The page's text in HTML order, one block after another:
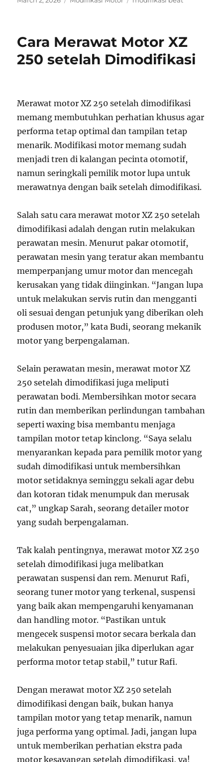
Cara Merawat Motor XZ
250 setelah Dimodifikasi
Merawat motor XZ 250 setelah dimodifikasi
memang membutuhkan perhatian khusus agar
performa tetap optimal dan tampilan tetap
menarik. Modifikasi motor memang sudah
menjadi tren di kalangan pecinta otomotif,
namun seringkali pemilik motor lupa untuk
merawatnya dengan baik setelah dimodifikasi.
Salah satu cara merawat motor XZ 250 setelah
dimodifikasi adalah dengan rutin melakukan
perawatan mesin. Menurut pakar otomotif,
perawatan mesin yang teratur akan membantu
memperpanjang umur motor dan mencegah
kerusakan yang tidak diinginkan. “Jangan lupa
untuk melakukan servis rutin dan mengganti
oli sesuai dengan petunjuk yang diberikan oleh
produsen motor,” kata Budi, seorang mekanik
motor yang berpengalaman.
Selain perawatan mesin, merawat motor XZ
250 setelah dimodifikasi juga meliputi
perawatan bodi. Membersihkan motor secara
rutin dan memberikan perlindungan tambahan
seperti waxing bisa membantu menjaga
tampilan motor tetap kinclong. “Saya selalu
menyarankan kepada para pemilik motor yang
sudah dimodifikasi untuk membersihkan
motor setidaknya seminggu sekali agar debu
dan kotoran tidak menumpuk dan merusak
cat,” ungkap Sarah, seorang detailer motor
yang sudah berpengalaman.
Tak kalah pentingnya, merawat motor XZ 250
setelah dimodifikasi juga melibatkan
perawatan suspensi dan rem. Menurut Rafi,
seorang tuner motor yang terkenal, suspensi
yang baik akan mempengaruhi kenyamanan
dan handling motor. “Pastikan untuk
mengecek suspensi motor secara berkala dan
melakukan penyesuaian jika diperlukan agar
performa motor tetap stabil,” tutur Rafi.
Dengan merawat motor XZ 250 setelah
dimodifikasi dengan baik, bukan hanya
tampilan motor yang tetap menarik, namun
juga performa yang optimal. Jadi, jangan lupa
untuk memberikan perhatian ekstra pada
motor kesayangan setelah dimodifikasi, ya!